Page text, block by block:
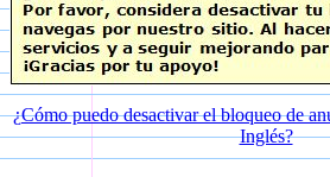
¿Cómo puedo desactivar el bloqueo de
Inglés?